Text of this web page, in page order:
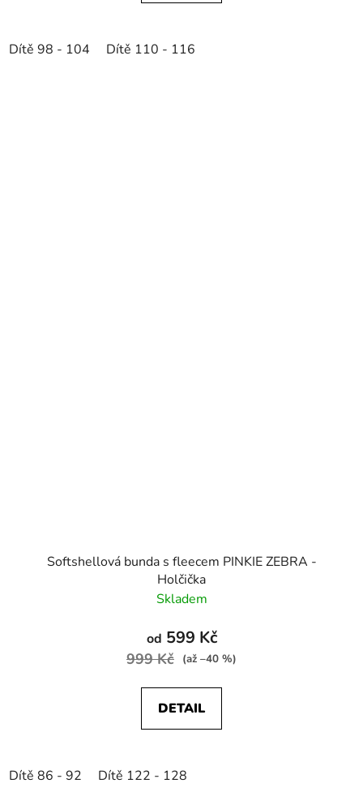
Dítě 98 - 104 Dítě 110 - 116
Softshellová bunda s fleecem PINKIE ZEBRA -
Holčička
Skladem
od 599 Kč
999 Kč (až –40 %)
DETAIL
Dítě 86 - 92 Dítě 122 - 128